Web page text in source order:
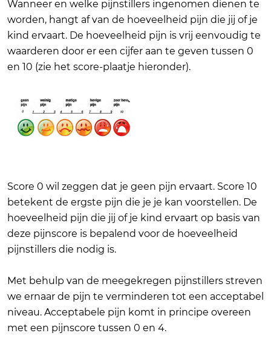
Wanneer en welke pijnstillers ingenomen dienen te
worden, hangt af van de hoeveelheid pijn die jij of je
kind ervaart. De hoeveelheid pijn is vrij eenvoudig te
waarderen door er een cijfer aan te geven tussen 0
en 10 (zie het score-plaatje hieronder).
Score 0 wil zeggen dat je geen pijn ervaart. Score 10
betekent de ergste pijn die je je kan voorstellen. De
hoeveelheid pijn die jij of je kind ervaart op basis van
deze pijnscore is bepalend voor de hoeveelheid
pijnstillers die nodig is.
Met behulp van de meegekregen pijnstillers streven
we ernaar de pijn te verminderen tot een acceptabel
niveau. Acceptabele pijn komt in principe overeen
met een pijnscore tussen 0 en 4.